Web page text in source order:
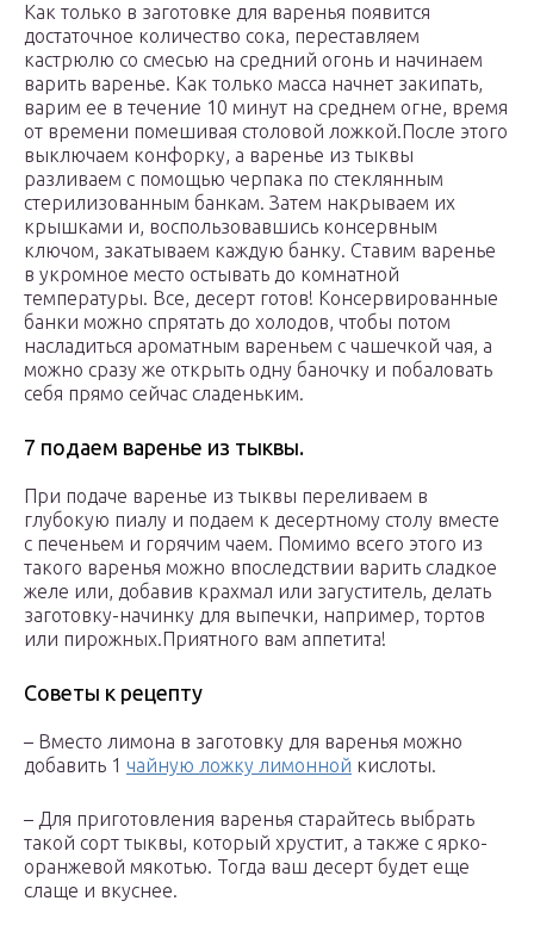
Как только в заготовке для варенья появится
достаточное количество сока, переставляем
кастрюлю со смесью на средний огонь и начинаем
варить варенье. Как только масса начнет закипать,
варим ее в течение 10 минут на среднем огне, время
от времени помешивая столовой ложкой.После этого
выключаем конфорку, а варенье из тыквы
разливаем с помощью черпака по стеклянным
стерилизованным банкам. Затем накрываем их
крышками и, воспользовавшись консервным
ключом, закатываем каждую банку. Ставим варенье
в укромное место остывать до комнатной
температуры. Все, десерт готов! Консервированные
банки можно спрятать до холодов, чтобы потом
насладиться ароматным вареньем с чашечкой чая, а
можно сразу же открыть одну баночку и побаловать
себя прямо сейчас сладеньким.
7 подаем варенье из тыквы.
При подаче варенье из тыквы переливаем в
глубокую пиалу и подаем к десертному столу вместе
с печеньем и горячим чаем. Помимо всего этого из
такого варенья можно впоследствии варить сладкое
желе или, добавив крахмал или загуститель, делать
заготовку-начинку для выпечки, например, тортов
или пирожных.Приятного вам аппетита!
Советы к рецепту
– Вместо лимона в заготовку для варенья можно
добавить 1 чайную ложку лимонной кислоты.
– Для приготовления варенья старайтесь выбрать
такой сорт тыквы, который хрустит, а также с ярко-
оранжевой мякотью. Тогда ваш десерт будет еще
слаще и вкуснее.